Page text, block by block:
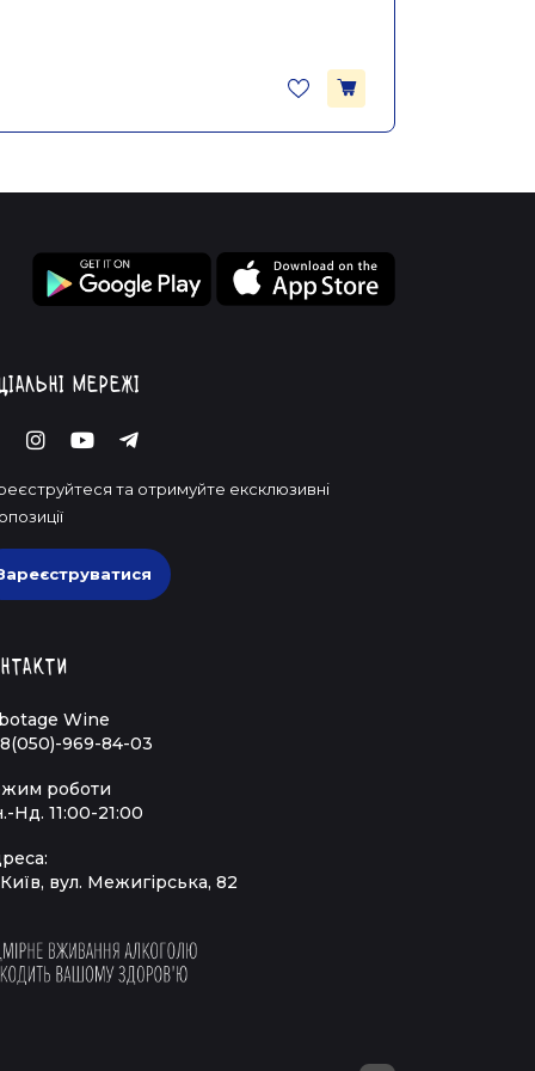
мережі
та отримуйте ексклюзивні
Wine
969-84-03
роботи
Нд. 11:00-21:00
вул. Межигірська, 82